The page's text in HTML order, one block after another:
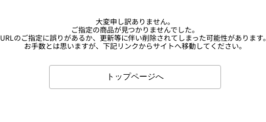
大変申し訳ありません。
ご指定の商品が見つかりませんでした。
URLのご指定に誤りがあるか、更新等に伴い削除されてしまった可能性があります。
お手数とは思いますが、下記リンクからサイトへ移動してください。
トップページへ